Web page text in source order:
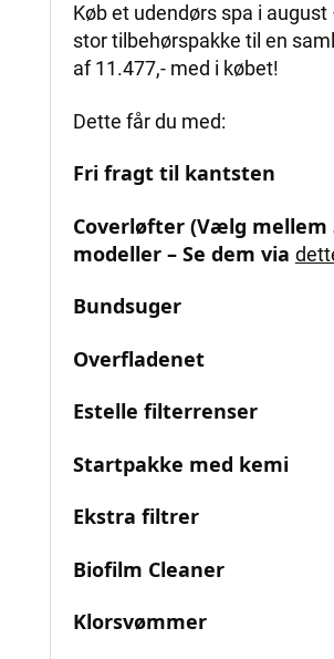
Køb et udendørs spa i august
stor tilbehørspakke til en
af 11.477,- med i købet!
Dette får du med:
Fri fragt til kantsten
Coverløfter (Vælg mellem
modeller – Se dem via
Bundsuger
Overfladenet
Estelle filterrenser
Startpakke med kemi
Ekstra filtrer
Biofilm Cleaner
Klorsvømmer